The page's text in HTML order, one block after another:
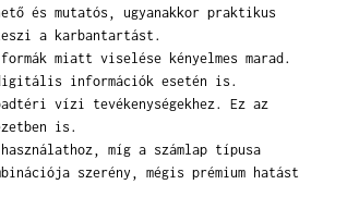
és mutatós, ugyanakkor praktikus
a karbantartást.
miatt viselése kényelmes marad.
digitális információk esetén is.
vízi tevékenységekhez. Ez az
is.
míg a számlap típusa
szerény, mégis prémium hatást